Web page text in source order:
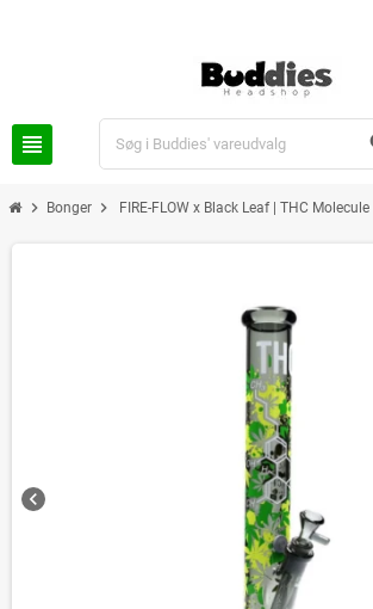
view_headline
chevron_right Bonger chevron_right FIRE-FLOW x Black Leaf | THC Molecule
chevron_left